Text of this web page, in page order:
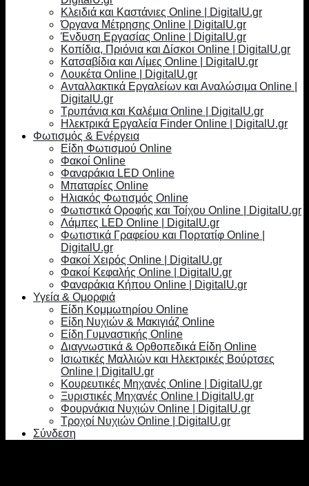
Κλειδιά και Καστάνιες Online | DigitalU.gr
Όργανα Μέτρησης Online | DigitalU.gr
Ένδυση Εργασίας Online | DigitalU.gr
Κοπίδια, Πριόνια και Δίσκοι Online | DigitalU.gr
Κατσαβίδια και Λίμες Online | DigitalU.gr
Λουκέτα Online | DigitalU.gr
Ανταλλακτικά Εργαλείων και Αναλώσιμα Online |
DigitalU.gr
Τρυπάνια και Καλέμια Online | DigitalU.gr
Ηλεκτρικά Εργαλεία Finder Online | DigitalU.gr
Φωτισμός & Ενέργεια
Είδη Φωτισμού Online
Φακοί Online
Φαναράκια LED Online
Μπαταρίες Online
Ηλιακός Φωτισμός Online
Φωτιστικά Οροφής και Τοίχου Online | DigitalU.gr
Λάμπες LED Online | DigitalU.gr
Φωτιστικά Γραφείου και Πορτατίφ Online |
DigitalU.gr
Φακοί Χειρός Online | DigitalU.gr
Φακοί Κεφαλής Online | DigitalU.gr
Φαναράκια Κήπου Online | DigitalU.gr
Υγεία & Ομορφιά
Είδη Κομμωτηρίου Online
Είδη Νυχιών & Μακιγιάζ Online
Είδη Γυμναστικής Online
Διαγνωστικά & Ορθοπεδικά Είδη Online
Ισιωτικές Μαλλιών και Ηλεκτρικές Βούρτσες
Online | DigitalU.gr
Κουρευτικές Μηχανές Online | DigitalU.gr
Ξυριστικές Μηχανές Online | DigitalU.gr
Φουρνάκια Νυχιών Online | DigitalU.gr
Τροχοί Νυχιών Online | DigitalU.gr
Σύνδεση